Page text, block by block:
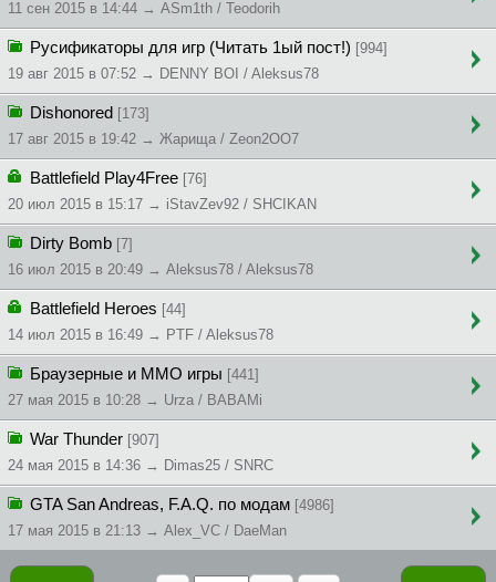
11 сен 2015 в 14:44 → ASm1th / Teodorih
Русификаторы для игр (Читать 1ый пост!) [994]
19 авг 2015 в 07:52 → DENNY BOI / Aleksus78
Dishonored [173]
17 авг 2015 в 19:42 → Жapищa / Zeon2OO7
Battlefield Play4Free [76]
20 июл 2015 в 15:17 → iStavZev92 / SHCIKAN
Dirty Bomb [7]
16 июл 2015 в 20:49 → Aleksus78 / Aleksus78
Battlefield Heroes [44]
14 июл 2015 в 16:49 → PTF / Aleksus78
Браузерные и ММO игры [441]
27 мая 2015 в 10:28 → Urza / BABAMi
War Thunder [907]
24 мая 2015 в 14:36 → Dimas25 / SNRC
GTA San Andreas, F.A.Q. по модам [4986]
17 мая 2015 в 21:13 → Alex_VC / DaeMan